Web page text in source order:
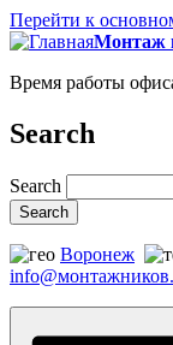
Перейти к
Монтаж
Время работы
Search
Search
Воронеж